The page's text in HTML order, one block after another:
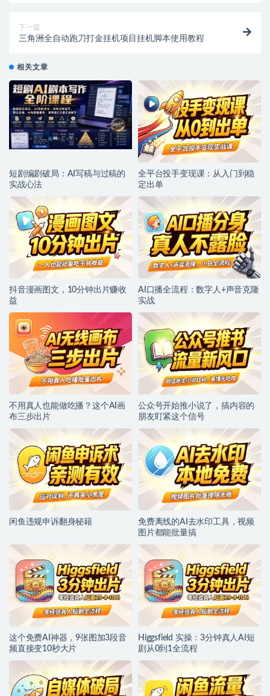
下一篇
三角洲全自动跑刀打金挂机项目挂机脚本使用教程
相关文章
短剧编剧破局：AI写稿与过稿的
实战心法
全平台投手变现课：从入门到稳
定出单
抖音漫画图文，10分钟出片赚收
益
AI口播全流程：数字人+声音克隆
实战
不用真人也能做吃播？这个AI画
布三步出片
公众号开始推小说了，搞内容的
朋友盯紧这个信号
闲鱼违规申诉翻身秘籍
免费离线的AI去水印工具，视频
图片都能批量搞
这个免费AI神器，9张图加3段音
频直接变10秒大片
Higgsfield 实操：3分钟真人AI短
剧从0到1全流程